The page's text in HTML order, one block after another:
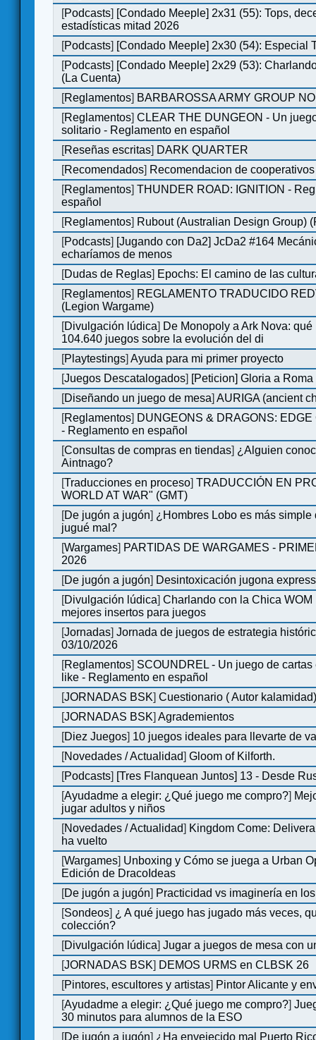
[Podcasts] [Condado Meeple] 2x31 (55): Tops,
estadísticas mitad 2026
[Podcasts] [Condado Meeple] 2x30 (54): Especial
[Podcasts] [Condado Meeple] 2x29 (53):
(La Cuenta)
[Reglamentos] BARBAROSSA ARMY GROUP
[Reglamentos]CLEAR THE DUNGEON - Un
solitario - Reglamento en español
[Reseñas escritas] DARK QUARTER
[Recomendados] Recomendacion de
[Reglamentos]THUNDER ROAD: IGNITION -
español
[Reglamentos] Rubout (Australian Design Group)
[Podcasts] [Jugando con Da2] JcDa2 #164
echaríamos de menos
[Dudas de Reglas] Epochs: El camino de las
[Reglamentos] REGLAMENTO TRADUCIDO
(Legion Wargame)
[Divulgación lúdica] De Monopoly a Ark Nova:
104.640 juegos sobre la evolución del di
[Playtestings]Ayuda para mi primer proyecto
[Juegos Descatalogados] [Peticion] Gloria a Roma
[Diseñando un juego de mesa]AURIGA (ancient
[Reglamentos] DUNGEONS & DRAGONS:
- Reglamento en español
[Consultas de compras en tiendas] ¿Alguien
Aintnago?
[Traducciones en proceso]TRADUCCIÓN EN
WORLD AT WAR" (GMT)
[De jugón a jugón] ¿Hombres Lobo es más simple
jugué mal?
[Wargames] PARTIDAS DE WARGAMES -
2026
[De jugón a jugón] Desintoxicación jugona express
[Divulgación lúdica]Charlando con la Chica WOM
mejores insertos para juegos
[Jornadas]Jornada de juegos de estrategia
03/10/2026
[Reglamentos] SCOUNDREL - Un juego de
like - Reglamento en español
[JORNADAS BSK]Cuestionario ( Autor
[JORNADAS BSK]Agrademientos
[Diez Juegos] 10 juegos ideales para llevarte de
[Novedades / Actualidad]Gloom of Kilforth.
[Podcasts] [Tres Flanquean Juntos] 13 - Desde
[Ayudadme a elegir: ¿Qué juego me compro?]
jugar adultos y niños
[Novedades / Actualidad] Kingdom Come:
ha vuelto
[Wargames] Unboxing y Cómo se juega a Urban
Edición de DracoIdeas
[De jugón a jugón] Practicidad vs imaginería en
[Sondeos] ¿ A qué juego has jugado más veces,
colección?
[Divulgación lúdica]Jugar a juegos de mesa con
[JORNADAS BSK] DEMOS URMS en CLBSK 26
[Pintores, escultores y artistas] Pintor Alicante y
[Ayudadme a elegir: ¿Qué juego me compro?]
30 minutos para alumnos de la ESO
[De jugón a jugón] ¿Ha envejecido mal Puerto